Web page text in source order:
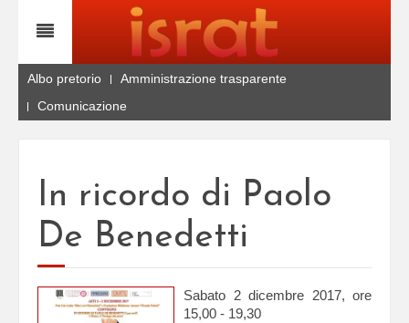
Albo pretorio
Amministrazione trasparente
Comunicazione
In ricordo di Paolo
De Benedetti
Sabato 2 dicembre 2017, ore
15,00 - 19,30